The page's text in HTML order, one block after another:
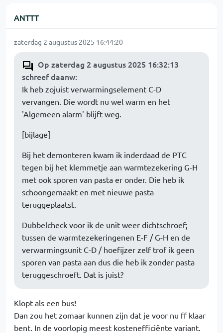
ANTTT
zaterdag 2 augustus 2025 16:44:20
Op zaterdag 2 augustus 2025 16:32:13
schreef daanw:
Ik heb zojuist verwarmingselement C-D
vervangen. Die wordt nu wel warm en het
'Algemeen alarm' blijft weg.
[bijlage]
Bij het demonteren kwam ik inderdaad de PTC
tegen bij het klemmetje aan warmtezekering G-H
met ook sporen van pasta er onder. Die heb ik
schoongemaakt en met nieuwe pasta
teruggeplaatst.
Dubbelcheck voor ik de unit weer dichtschroef;
tussen de warmtezekeringenen E-F / G-H en de
verwarmingsunit C-D / hoefijzer zelf trof ik geen
sporen van pasta aan dus die heb ik zonder pasta
teruggeschroeft. Dat is juist?
Klopt als een bus!
Dan zou het zomaar kunnen zijn dat je voor nu ff klaar
bent. In de voorlopig meest kostenefficiënte variant.